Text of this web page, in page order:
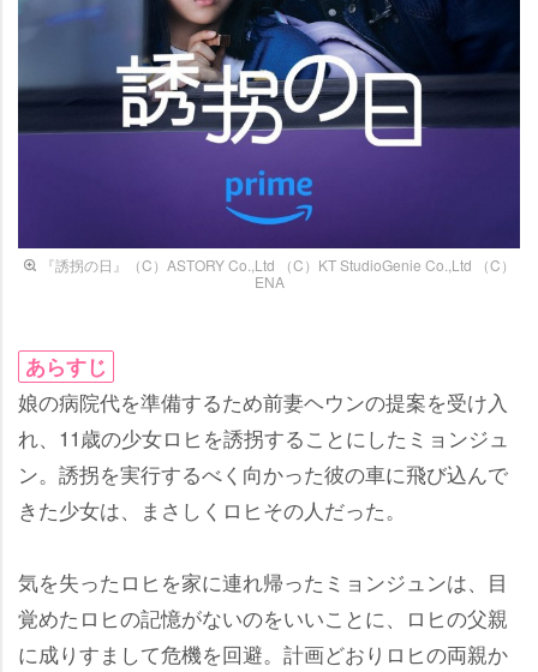
『誘拐の日』（C）ASTORY Co.,Ltd （C）KT StudioGenie Co.,Ltd （C）
ENA
あらすじ
娘の病院代を準備するため前妻ヘウンの提案を受け入
れ、11歳の少女ロヒを誘拐することにしたミョンジュ
ン。誘拐を実行するべく向かった彼の車に飛び込んで
きた少女は、まさしくロヒその人だった。
気を失ったロヒを家に連れ帰ったミョンジュンは、目
覚めたロヒの記憶がないのをいいことに、ロヒの父親
に成りすまして危機を回避。計画どおりロヒの両親か